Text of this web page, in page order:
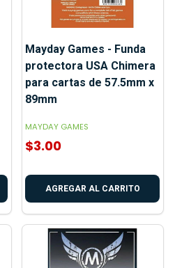
Mayday Games - Funda
protectora USA Chimera
para cartas de 57.5mm x
89mm
MAYDAY GAMES
$3.00
AGREGAR AL CARRITO